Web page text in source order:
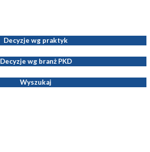
Decyzje wg praktyk
Decyzje wg branż PKD
Wyszukaj